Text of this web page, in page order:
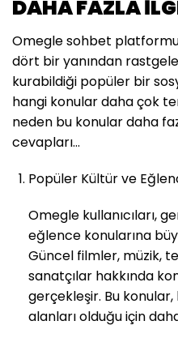
DAHA FAZLA
Omegle sohbet platformu,
dört bir yanından
kurabildiği popüler bir
hangi konular daha çok
neden bu konular daha
cevapları…
Popüler Kültür ve
Omegle kullanıcıları,
eğlence konularına
Güncel filmler, müzik,
sanatçılar hakkında
gerçekleşir. Bu konular,
alanları olduğu için